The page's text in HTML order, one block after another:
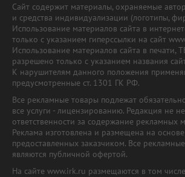
Сайт содержит материалы, охраняемые
и средства индивидуализации (логотипы,
Использование материалов сайта в
только с указанием гиперссылки на сайт
Использование материалов сайта в печати,
разрешено только с указанием названия
К нарушителям данного положения
предусмотренные ст. 1301 ГК РФ.
Все рекламные товары подлежат
все услуги - лицензированию. Редакция не
ответственности за содержание рекламных
Реклама изготовлена и размещена на
предоставленных заказчиком. Все
являются публичной офертой.
На сайте www.irk.ru размещаются в том